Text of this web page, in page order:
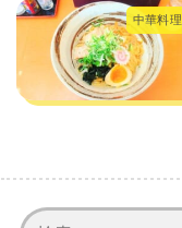
中華料理